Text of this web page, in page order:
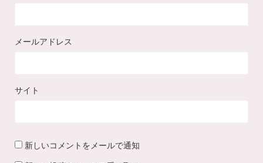
メールアドレス
サイト
新しいコメントをメールで通知